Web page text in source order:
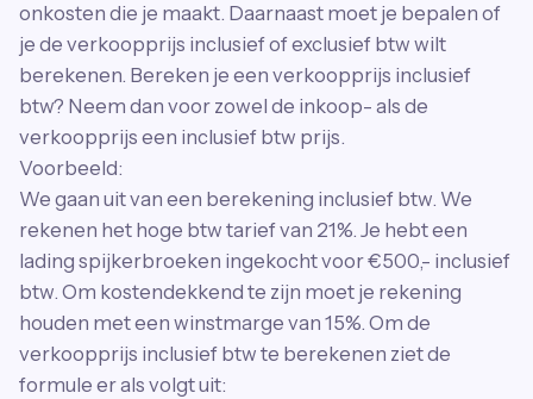
onkosten die je maakt. Daarnaast moet je bepalen of
je de verkoopprijs inclusief of exclusief btw wilt
berekenen. Bereken je een verkoopprijs inclusief
btw? Neem dan voor zowel de inkoop- als de
verkoopprijs een inclusief btw prijs.
Voorbeeld:
We gaan uit van een berekening inclusief btw. We
rekenen het hoge btw tarief van 21%. Je hebt een
lading spijkerbroeken ingekocht voor €500,- inclusief
btw. Om kostendekkend te zijn moet je rekening
houden met een winstmarge van 15%. Om de
verkoopprijs inclusief btw te berekenen ziet de
formule er als volgt uit: